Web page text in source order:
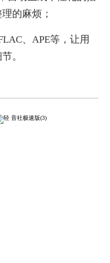
的麻烦；
、APE等，让用
。